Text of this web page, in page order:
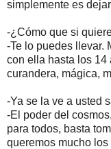
simplemente es
-¿Cómo que si
-Te lo puedes llevar.
con ella hasta los 14
curandera, mágica,
-Ya se la ve a usted
-El poder del
para todos, basta
queremos mucho